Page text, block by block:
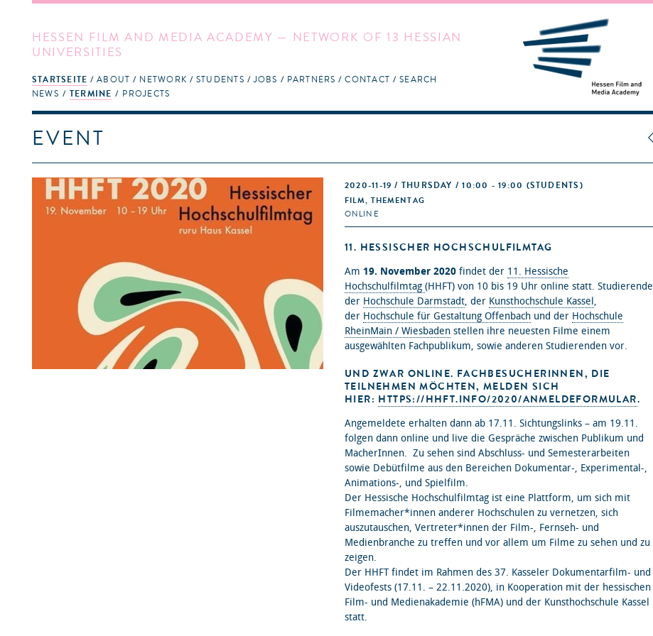
HESSEN FILM AND MEDIA ACADEMY — NETWORK OF 13 HESSIAN
UNIVERSITIES
STARTSEITE
NEWS
TERMINE PROJECTS
ABOUT NETWORK STUDENTS JOBS PARTNERS CONTACT SEARCH
EVENT
2020-11-19 / THURSDAY / 10:00 - 19:00 (STUDENTS)
FILM, THEMENTAG
ONLINE
11. HESSISCHER HOCHSCHULFILMTAG
Am 19. November 2020 findet der 11. Hessische
Hochschulfilmtag (HHFT) von 10 bis 19 Uhr online statt. Studierende
der Hochschule Darmstadt, der Kunsthochschule Kassel,
der Hochschule für Gestaltung Offenbach und der Hochschule
RheinMain / Wiesbaden stellen ihre neuesten Filme einem
ausgewählten Fachpublikum, sowie anderen Studierenden vor.
UND ZWAR ONLINE. FACHBESUCHERINNEN, DIE
TEILNEHMEN MÖCHTEN, MELDEN SICH
HIER: HTTPS://HHFT.INFO/2020/ANMELDEFORMULAR.
Angemeldete erhalten dann ab 17.11. Sichtungslinks – am 19.11.
folgen dann online und live die Gespräche zwischen Publikum und
MacherInnen. Zu sehen sind Abschluss- und Semesterarbeiten
sowie Debütfilme aus den Bereichen Dokumentar-, Experimental-,
Animations-, und Spielfilm.
Der Hessische Hochschulfilmtag ist eine Plattform, um sich mit
Filmemacher*innen anderer Hochschulen zu vernetzen, sich
auszutauschen, Vertreter*innen der Film-, Fernseh- und
Medienbranche zu treffen und vor allem um Filme zu sehen und zu
zeigen.
Der HHFT findet im Rahmen des 37. Kasseler Dokumentarfilm- und
Videofests (17.11. – 22.11.2020), in Kooperation mit der hessischen
Film- und Medienakademie (hFMA) und der Kunsthochschule Kassel
statt.